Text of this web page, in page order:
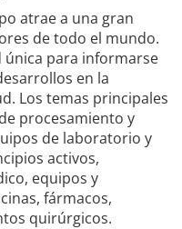
atrae a una gran
de todo el mundo.
para informarse
en la
Los temas principales
procesamiento y
de laboratorio y
activos,
equipos y
fármacos,
quirúrgicos.